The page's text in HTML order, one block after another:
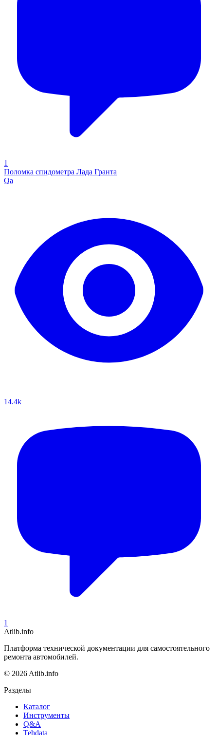
1
Поломка спидометра Лада Гранта
Qa
14.4k
1
Atlib.info
Платформа технической документации для самостоятельного
ремонта автомобилей.
© 2026 Atlib.info
Разделы
Каталог
Инструменты
Q&A
Tehdata